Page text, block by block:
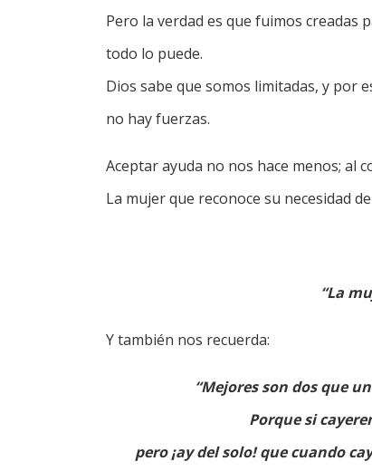
Pero la verdad es que fuimos
todo lo puede.
Dios sabe que somos limitadas, y por
no hay fuerzas.
Aceptar ayuda no nos hace menos; al
La mujer que reconoce su necesidad
“La
Y también nos recuerda:
“Mejores son dos que
Porque si
pero ¡ay del solo! que cuando